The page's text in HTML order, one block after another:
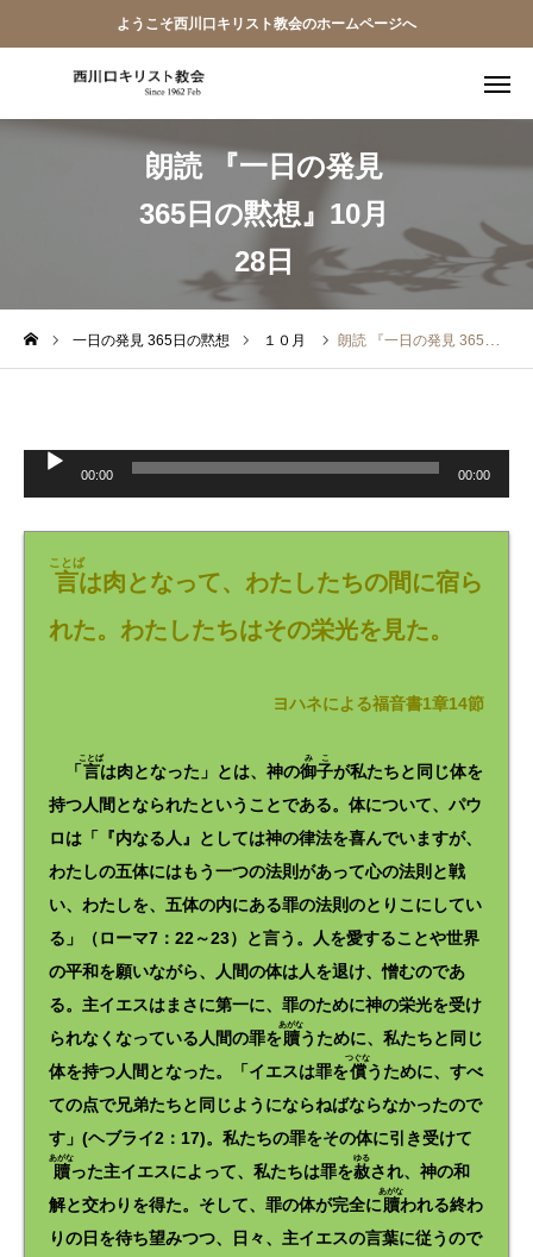
ようこそ西川口キリスト教会のホームページへ
朗読 『一日の発見
365日の黙想』10月
28日
一日の発見 365日の黙想 １０月 朗読 『一日の発見 365日の黙想』10月28日
00:00 00:00
言
ことば
は肉となって、わたしたちの間に宿ら
れた。わたしたちはその栄光を見た。
ヨハネによる福音書1章14節
「言
ことば
は肉となった」とは、神の御子
みこ
が私たちと同じ体を
持つ人間となられたということである。体について、パウ
ロは「『内なる人』としては神の律法を喜んでいますが、
わたしの五体にはもう一つの法則があって心の法則と戦
い、わたしを、五体の内にある罪の法則のとりこにしてい
る」（ローマ7：22～23）と言う。人を愛することや世界
の平和を願いながら、人間の体は人を退け、憎むのであ
る。主イエスはまさに第一に、罪のために神の栄光を受け
られなくなっている人間の罪を贖
あがな
うために、私たちと同じ
体を持つ人間となった。「イエスは罪を償
つぐな
うために、すべ
ての点で兄弟たちと同じようにならねばならなかったので
す」(ヘブライ2：17)。私たちの罪をその体に引き受けて
贖
あがな
った主イエスによって、私たちは罪を赦
ゆる
され、神の和
解と交わりを得た。そして、罪の体が完全に 贖
あがな
われる終わ
りの日を待ち望みつつ、日々、主イエスの言葉に従うので
教会員ページ
ようこそ桜並木の教会へ
西川口キリスト教会 信仰告白
【アーカイブ】朗読 『一日の発見 -365日の黙想-』